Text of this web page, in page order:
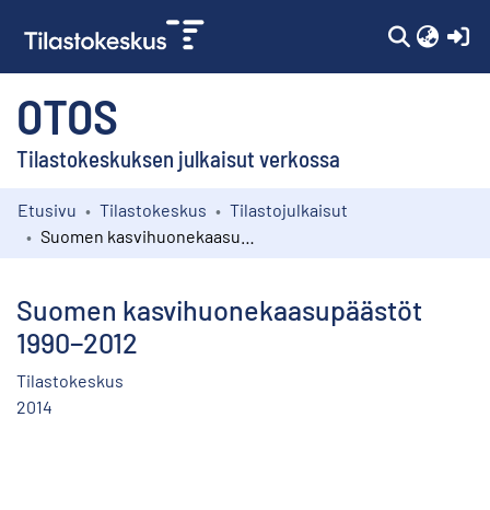
OTOS
Tilastokeskuksen julkaisut verkossa
Kokoelmat
Etusivu Tilastokeskus
Tilastojulkaisut
Suomen kasvihuonekaasupäästöt
1990−2012
Tilastokeskus
2014